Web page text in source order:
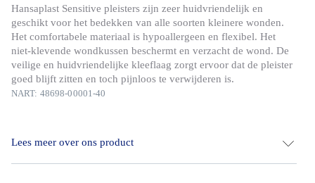
Hansaplast Sensitive pleisters zijn zeer huidvriendelijk en
geschikt voor het bedekken van alle soorten kleinere wonden.
Het comfortabele materiaal is hypoallergeen en flexibel. Het
niet-klevende wondkussen beschermt en verzacht de wond. De
veilige en huidvriendelijke kleeflaag zorgt ervoor dat de pleister
goed blijft zitten en toch pijnloos te verwijderen is.
NART: 48698-00001-40
Lees meer over ons product